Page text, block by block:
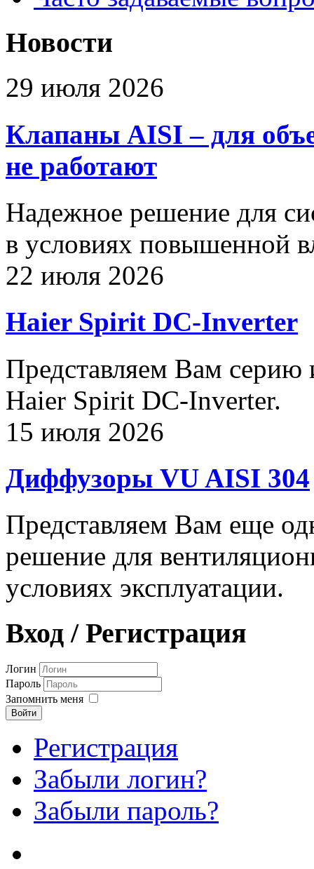
Новости
29 июля 2026
Клапаны AISI – для
не работают
Надежное решение для
в условиях повышенной
22 июля 2026
Haier Spirit DC-Inverter
Представляем Вам серию
Haier Spirit DC-Inverter.
15 июля 2026
Диффузоры VU AISI 304
Представляем Вам еще
решение для
условиях эксплуатации.
Вход / Регистрация
Логин
Пароль
Запомнить меня
Войти
Регистрация
Забыли логин?
Забыли пароль?